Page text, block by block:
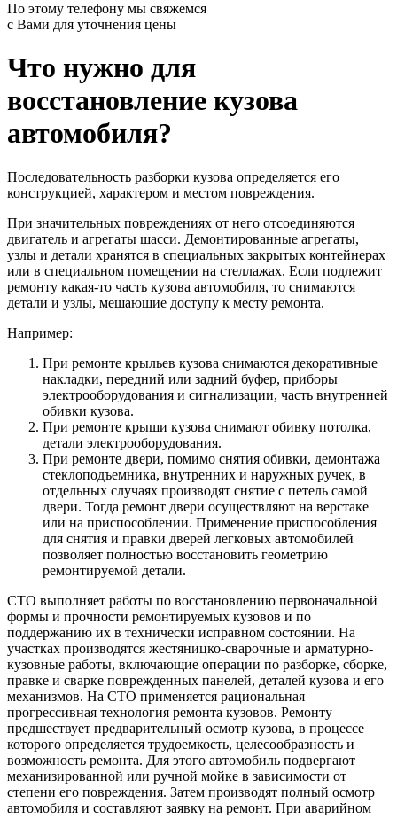
По этому телефону мы свяжемся
с Вами для уточнения цены
Что нужно для
восстановление кузова
автомобиля?
Последовательность разборки кузова определяется его
конструкцией, характером и местом повреждения.
При значительных повреждениях от него отсоединяются
двигатель и агрегаты шасси. Демонтированные агрегаты,
узлы и детали хранятся в специальных закрытых контейнерах
или в специальном помещении на стеллажах. Если подлежит
ремонту какая-то часть кузова автомобиля, то снимаются
детали и узлы, мешающие доступу к месту ремонта.
Например:
При ремонте крыльев кузова снимаются декоративные
накладки, передний или задний буфер, приборы
электрооборудования и сигнализации, часть внутренней
обивки кузова.
При ремонте крыши кузова снимают обивку потолка,
детали электрооборудования.
При ремонте двери, помимо снятия обивки, демонтажа
стеклоподъемника, внутренних и наружных ручек, в
отдельных случаях производят снятие с петель самой
двери. Тогда ремонт двери осуществляют на верстаке
или на приспособлении. Применение приспособления
для снятия и правки дверей легковых автомобилей
позволяет полностью восстановить геометрию
ремонтируемой детали.
СТО выполняет работы по восстановлению первоначальной
формы и прочности ремонтируемых кузовов и по
поддержанию их в технически исправном состоянии. На
участках производятся жестяницко-сварочные и арматурно-
кузовные работы, включающие операции по разборке, сборке,
правке и сварке поврежденных панелей, деталей кузова и его
механизмов. На СТО применяется рациональная
прогрессивная технология ремонта кузовов. Ремонту
предшествует предварительный осмотр кузова, в процессе
которого определяется трудоемкость, целесообразность и
возможность ремонта. Для этого автомобиль подвергают
механизированной или ручной мойке в зависимости от
степени его повреждения. Затем производят полный осмотр
автомобиля и составляют заявку на ремонт. При аварийном